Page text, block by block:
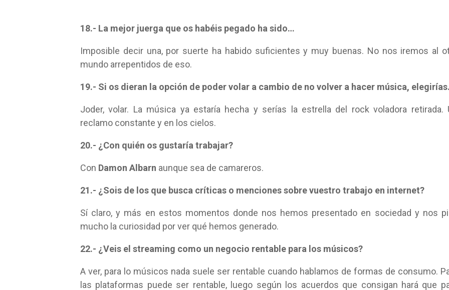
18.- La mejor juerga que os habéis pegado ha sido…
Imposible decir una, por suerte ha habido suficientes y muy buenas. No nos iremos al
mundo arrepentidos de eso.
19.- Si os dieran la opción de poder volar a cambio de no volver a hacer música,
Joder, volar. La música ya estaría hecha y serías la estrella del rock voladora retirada.
reclamo constante y en los cielos.
20.- ¿Con quién os gustaría trabajar?
Con Damon Albarn aunque sea de camareros.
21.- ¿Sois de los que busca críticas o menciones sobre vuestro trabajo en internet?
Sí claro, y más en estos momentos donde nos hemos presentado en sociedad y nos
mucho la curiosidad por ver qué hemos generado.
22.- ¿Veis el streaming como un negocio rentable para los músicos?
A ver, para lo músicos nada suele ser rentable cuando hablamos de formas de consumo.
las plataformas puede ser rentable, luego según los acuerdos que consigan hará que